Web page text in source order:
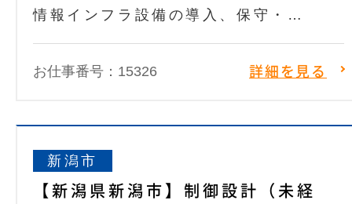
情報インフラ設備の導入、保守・…
お仕事番号：15326 詳細を見る
新潟市
【新潟県新潟市】制御設計（未経